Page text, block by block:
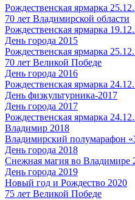
Рождественская ярмарка
70 лет Владимирской области
Рождественская ярмарка
День города 2015
Рождественская ярмарка
70 лет Великой Победе
День города 2016
Рождественская ярмарка
День физкультурника-2017
День города 2017
Рождественская ярмарка
Владимир 2018
Владимирский полумарафон
День города 2018
Снежная магия во Владимире
День города 2019
Новый год и Рождество 2020
75 лет Великой Победе